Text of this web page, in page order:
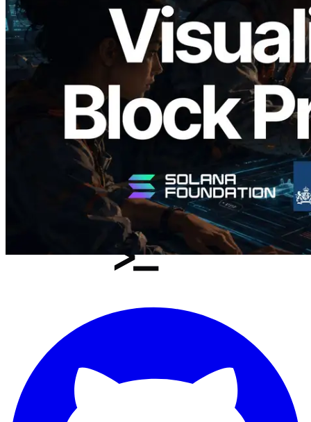
Validators Solutions veröffentlicht Solana
Block Analyzer – Visualisierung der
Blockproduktionszeit pro Slot und der
zugewiesenen Validatoren
Lesen Sie diesen Artikel